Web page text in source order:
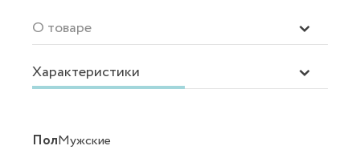
О товаре
Характеристики
ПолМужские